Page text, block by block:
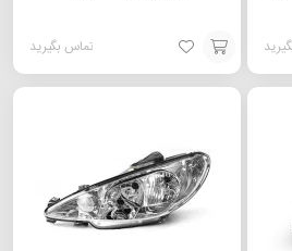
تماس بگیرید
افزودن